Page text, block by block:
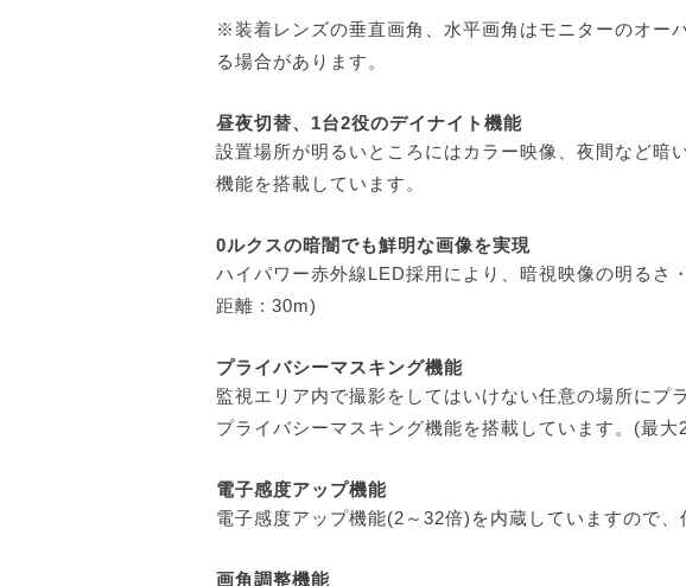
※装着レンズの垂直画角、水平画角はモニターのオー
る場合があります。
昼夜切替、1台2役のデイナイト機能
設置場所が明るいところにはカラー映像、夜間など暗
機能を搭載しています。
0ルクスの暗闇でも鮮明な画像を実現
ハイパワー赤外線LED採用により、暗視映像の明るさ
距離 : 30m)
プライバシーマスキング機能
監視エリア内で撮影をしてはいけない任意の場所にプ
プライバシーマスキング機能を搭載しています。(最大
電子感度アップ機能
電子感度アップ機能(2～32倍)を内蔵していますので
画角調整機能